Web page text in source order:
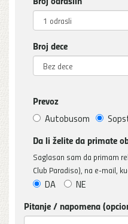
Broj dece
Prevoz
Autobusom
Da li želite da primate
Saglasan sam da primam
Club Paradiso), na e-mail,
DA NE
Pitanje / napomena